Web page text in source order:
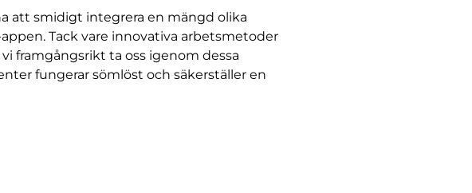
att smidigt integrera en mängd olika
Tack vare innovativa arbetsmetoder
framgångsrikt ta oss igenom dessa
fungerar sömlöst och säkerställer en